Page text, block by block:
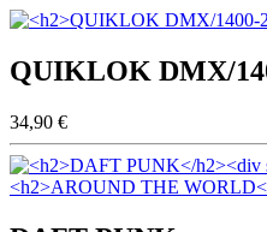
QUIKLOK DMX/
34,90 €